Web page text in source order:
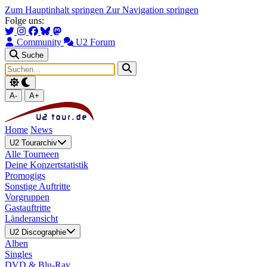
Zum Hauptinhalt springen Zur Navigation springen
Folge uns:
Community U2 Forum
Suche
A- A+
Home News
U2 Tourarchiv
Alle Tourneen
Deine Konzertstatistik
Promogigs
Sonstige Auftritte
Vorgruppen
Gastauftritte
Länderansicht
U2 Discographie
Alben
Singles
DVD & Blu-Ray